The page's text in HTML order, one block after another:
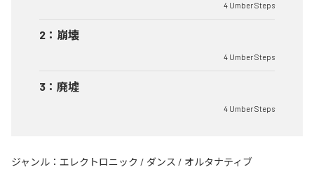
4 Umber Steps
2 ： 崩壊
4 Umber Steps
3 ： 廃墟
4 Umber Steps
ジャンル： エレクトロニック / ダンス / オルタナティブ